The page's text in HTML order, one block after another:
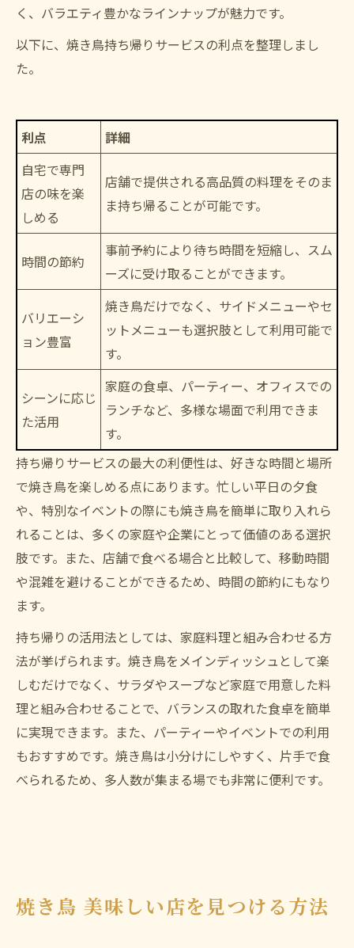
く、バラエティ豊かなラインナップが魅力です。
以下に、焼き鳥持ち帰りサービスの利点を整理しまし
た。
利点
詳細
自宅で専門
店の味を楽
しめる
店舗で提供される高品質の料理をそのま
ま持ち帰ることが可能です。
時間の節約
事前予約により待ち時間を短縮し、スム
ーズに受け取ることができます。
バリエーシ
ョン豊富
焼き鳥だけでなく、サイドメニューやセ
ットメニューも選択肢として利用可能で
す。
シーンに応じ
た活用
家庭の食卓、パーティー、オフィスでの
ランチなど、多様な場面で利用できま
す。
持ち帰りサービスの最大の利便性は、好きな時間と場所
で焼き鳥を楽しめる点にあります。忙しい平日の夕食
や、特別なイベントの際にも焼き鳥を簡単に取り入れら
れることは、多くの家庭や企業にとって価値のある選択
肢です。また、店舗で食べる場合と比較して、移動時間
や混雑を避けることができるため、時間の節約にもなり
ます。
持ち帰りの活用法としては、家庭料理と組み合わせる方
法が挙げられます。焼き鳥をメインディッシュとして楽
しむだけでなく、サラダやスープなど家庭で用意した料
理と組み合わせることで、バランスの取れた食卓を簡単
に実現できます。また、パーティーやイベントでの利用
もおすすめです。焼き鳥は小分けにしやすく、片手で食
べられるため、多人数が集まる場でも非常に便利です。
焼き鳥 美味しい店を見つける方法